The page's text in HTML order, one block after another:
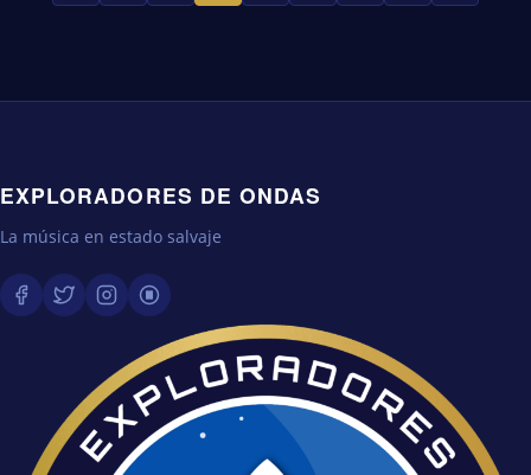
EXPLORADORES DE ONDAS
La música en estado salvaje